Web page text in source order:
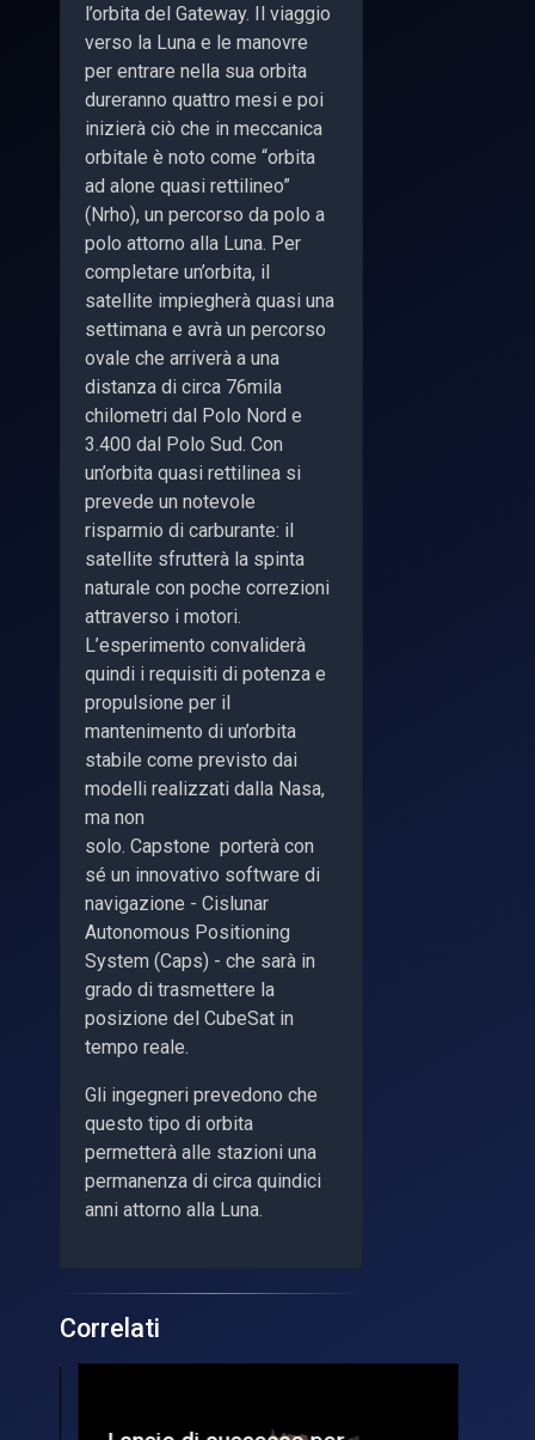
l’orbita del Gateway. Il viaggio
verso la Luna e le manovre
per entrare nella sua orbita
dureranno quattro mesi e poi
inizierà ciò che in meccanica
orbitale è noto come “orbita
ad alone quasi rettilineo”
(Nrho), un percorso da polo a
polo attorno alla Luna. Per
completare un’orbita, il
satellite impiegherà quasi una
settimana e avrà un percorso
ovale che arriverà a una
distanza di circa 76mila
chilometri dal Polo Nord e
3.400 dal Polo Sud. Con
un’orbita quasi rettilinea si
prevede un notevole
risparmio di carburante: il
satellite sfrutterà la spinta
naturale con poche correzioni
attraverso i motori.
L’esperimento convaliderà
quindi i requisiti di potenza e
propulsione per il
mantenimento di un’orbita
stabile come previsto dai
modelli realizzati dalla Nasa,
ma non
solo. Capstone porterà con
sé un innovativo software di
navigazione - Cislunar
Autonomous Positioning
System (Caps) - che sarà in
grado di trasmettere la
posizione del CubeSat in
tempo reale.
Gli ingegneri prevedono che
questo tipo di orbita
permetterà alle stazioni una
permanenza di circa quindici
anni attorno alla Luna.
Correlati